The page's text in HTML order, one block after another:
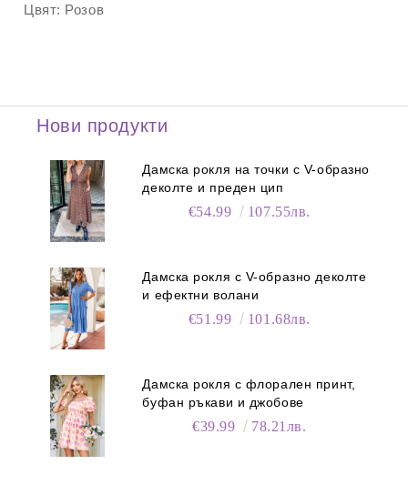
Цвят: Розов
Нови продукти
Дамска рокля на точки с V-образно
деколте и преден цип
€54.99 107.55лв.
Дамска рокля с V-образно деколте
и ефектни волани
€51.99 101.68лв.
Дамска рокля с флорален принт,
буфан ръкави и джобове
€39.99 78.21лв.